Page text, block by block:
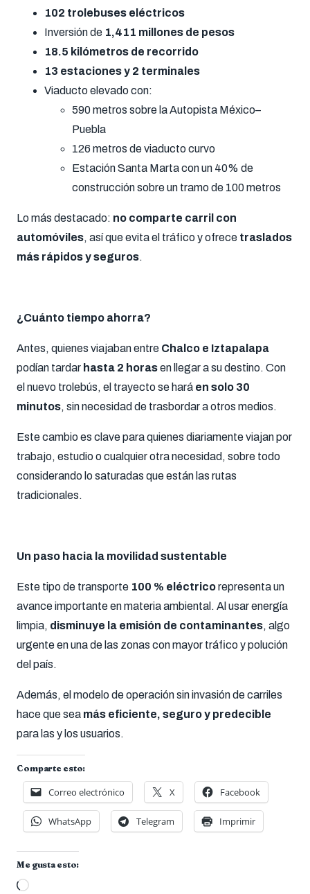
102 trolebuses eléctricos
Inversión de 1,411 millones de pesos
18.5 kilómetros de recorrido
13 estaciones y 2 terminales
Viaducto elevado con:
590 metros sobre la Autopista México–
Puebla
126 metros de viaducto curvo
Estación Santa Marta con un 40% de
construcción sobre un tramo de 100 metros
Lo más destacado: no comparte carril con
automóviles, así que evita el tráfico y ofrece traslados
más rápidos y seguros.
¿Cuánto tiempo ahorra?
Antes, quienes viajaban entre Chalco e Iztapalapa
podían tardar hasta 2 horasen llegar a su destino. Con
el nuevo trolebús, el trayecto se hará en solo 30
minutos, sin necesidad de trasbordar a otros medios.
Este cambio es clave para quienes diariamente viajan por
trabajo, estudio o cualquier otra necesidad, sobre todo
considerando lo saturadas que están las rutas
tradicionales.
Un paso hacia la movilidad sustentable
Este tipo de transporte 100 % eléctricorepresenta un
avance importante en materia ambiental. Al usar energía
limpia, disminuye la emisión de contaminantes, algo
urgente en una de las zonas con mayor tráfico y polución
del país.
Además, el modelo de operación sin invasión de carriles
hace que sea más eficiente, seguro y predecible
para las y los usuarios.
Comparte esto:
Correo electrónico X Facebook
WhatsApp Telegram Imprimir
Me gusta esto:
Cargando...